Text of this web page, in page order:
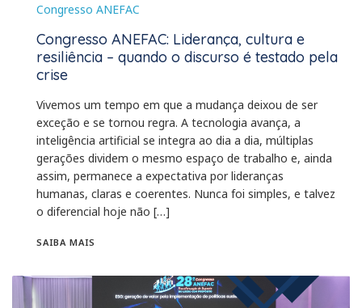
Congresso ANEFAC
Congresso ANEFAC: Liderança, cultura e
resiliência – quando o discurso é testado pela
crise
Vivemos um tempo em que a mudança deixou de ser
exceção e se tornou regra. A tecnologia avança, a
inteligência artificial se integra ao dia a dia, múltiplas
gerações dividem o mesmo espaço de trabalho e, ainda
assim, permanece a expectativa por lideranças
humanas, claras e coerentes. Nunca foi simples, e talvez
o diferencial hoje não […]
SAIBA MAIS